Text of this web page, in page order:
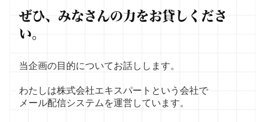
ぜひ、みなさんの力をお貸しくださ
い。
当企画の目的についてお話しします。
わたしは株式会社エキスパートという会社で
メール配信システムを運営しています。